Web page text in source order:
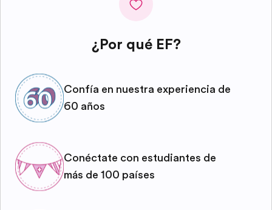
¿Por qué EF?
Confía en nuestra experiencia de
60 años
Conéctate con estudiantes de
más de 100 países